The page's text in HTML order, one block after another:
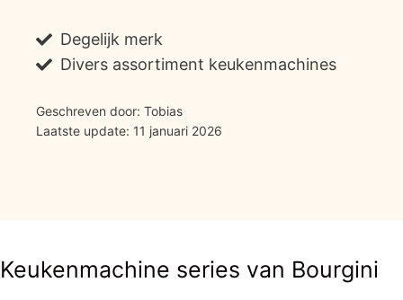
Degelijk merk
Divers assortiment keukenmachines
Geschreven door: Tobias
Laatste update: 11 januari 2026
Keukenmachine series van Bourgini